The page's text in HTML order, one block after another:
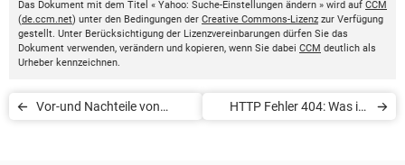
Das Dokument mit dem Titel « Yahoo: Suche-Einstellungen ändern » wird auf CCM
(de.ccm.net) unter den Bedingungen der Creative Commons-Lizenz zur Verfügung
gestellt. Unter Berücksichtigung der Lizenzvereinbarungen dürfen Sie das
Dokument verwenden, verändern und kopieren, wenn Sie dabei CCM deutlich als
Urheber kennzeichnen.
Vor-und Nachteile von
HTTP Fehler 404: Was ist